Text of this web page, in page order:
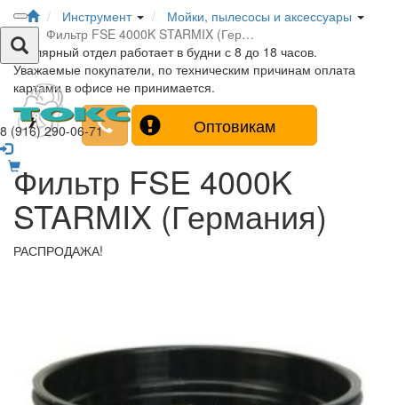
8 (916) 290-06-71
Инструмент
Мойки, пылесосы и аксессуары
Фильтр FSE 4000K STARMIX (Гер…
Столярный отдел работает в будни с 8 до 18 часов.
Уважаемые покупатели, по техническим причинам оплата
картами в офисе не принимается.
Оптовикам
Фильтр FSE 4000K
STARMIX (Германия)
РАСПРОДАЖА!